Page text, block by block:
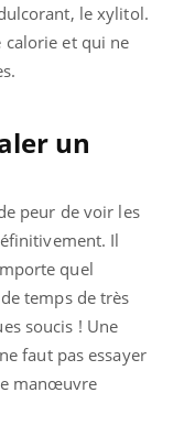
le xylitol.
calorie et qui ne
un
peur de voir les
Il
quel
temps de très
soucis ! Une
faut pas essayer
manœuvre